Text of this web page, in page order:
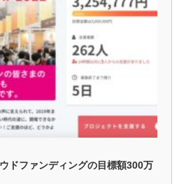
ドファンディングの目標額300万